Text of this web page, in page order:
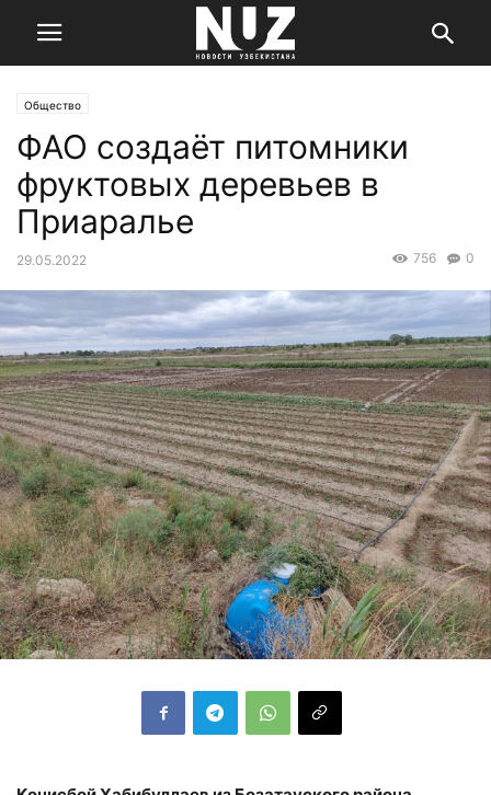
Общество
ФАО создаёт питомники
фруктовых деревьев в
Приаралье
29.05.2022 0
756